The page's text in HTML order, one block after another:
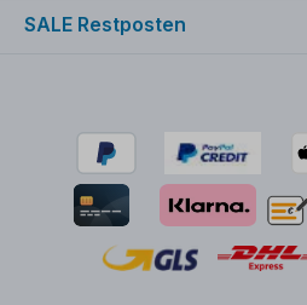
SALE Restposten